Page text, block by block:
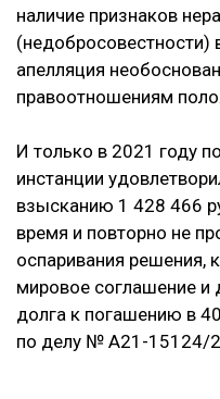
наличие признаков
(недобросовестности)
апелляция
правоотношениям
И только в 2021 году
инстанции
взысканию 1 428 466
время и повторно не
оспаривания решения,
мировое соглашение и
долга к погашению в
по делу № А21-15124/